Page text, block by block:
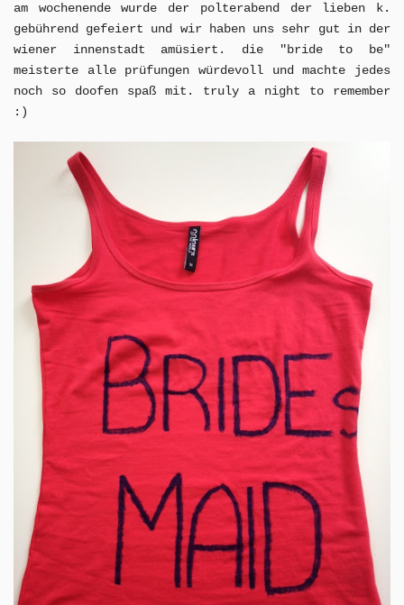
am wochenende wurde der polterabend der lieben k.
gebührend gefeiert und wir haben uns sehr gut in der
wiener innenstadt amüsiert. die "bride to be"
meisterte alle prüfungen würdevoll und machte jedes
noch so doofen spaß mit. truly a night to remember
:)